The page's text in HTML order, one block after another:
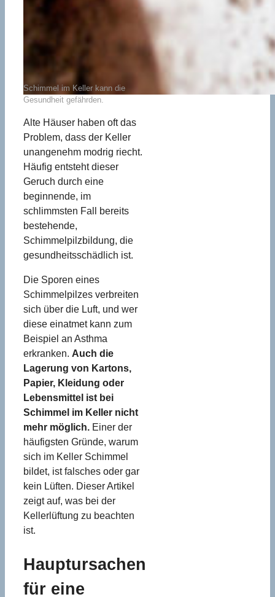
Schimmel im Keller kann die
Gesundheit gefährden.
Alte Häuser haben oft das
Problem, dass der Keller
unangenehm modrig riecht.
Häufig entsteht dieser
Geruch durch eine
beginnende, im
schlimmsten Fall bereits
bestehende,
Schimmelpilzbildung, die
gesundheitsschädlich ist.
Die Sporen eines
Schimmelpilzes verbreiten
sich über die Luft, und wer
diese einatmet kann zum
Beispiel an Asthma
erkranken. Auch die
Lagerung von Kartons,
Papier, Kleidung oder
Lebensmittel ist bei
Schimmel im Keller nicht
mehr möglich. Einer der
häufigsten Gründe, warum
sich im Keller Schimmel
bildet, ist falsches oder gar
kein Lüften. Dieser Artikel
zeigt auf, was bei der
Kellerlüftung zu beachten
ist.
Hauptursachen
für eine